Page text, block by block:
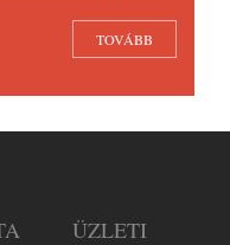
TOVÁBB
ÜZLETI